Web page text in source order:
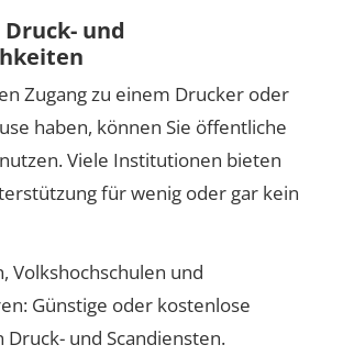
und
Zugang zu einem Drucker oder
haben, können Sie öffentliche
Viele Institutionen bieten
für wenig oder gar kein
Volkshochschulen und
Günstige oder kostenlose
Druck- und Scandiensten.